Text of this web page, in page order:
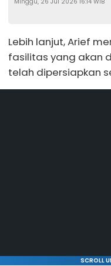
Berbasis Pengetahuan”
Lebih lanjut, Arief
fasilitas yang akan
telah dipersiapkan
SCROLL